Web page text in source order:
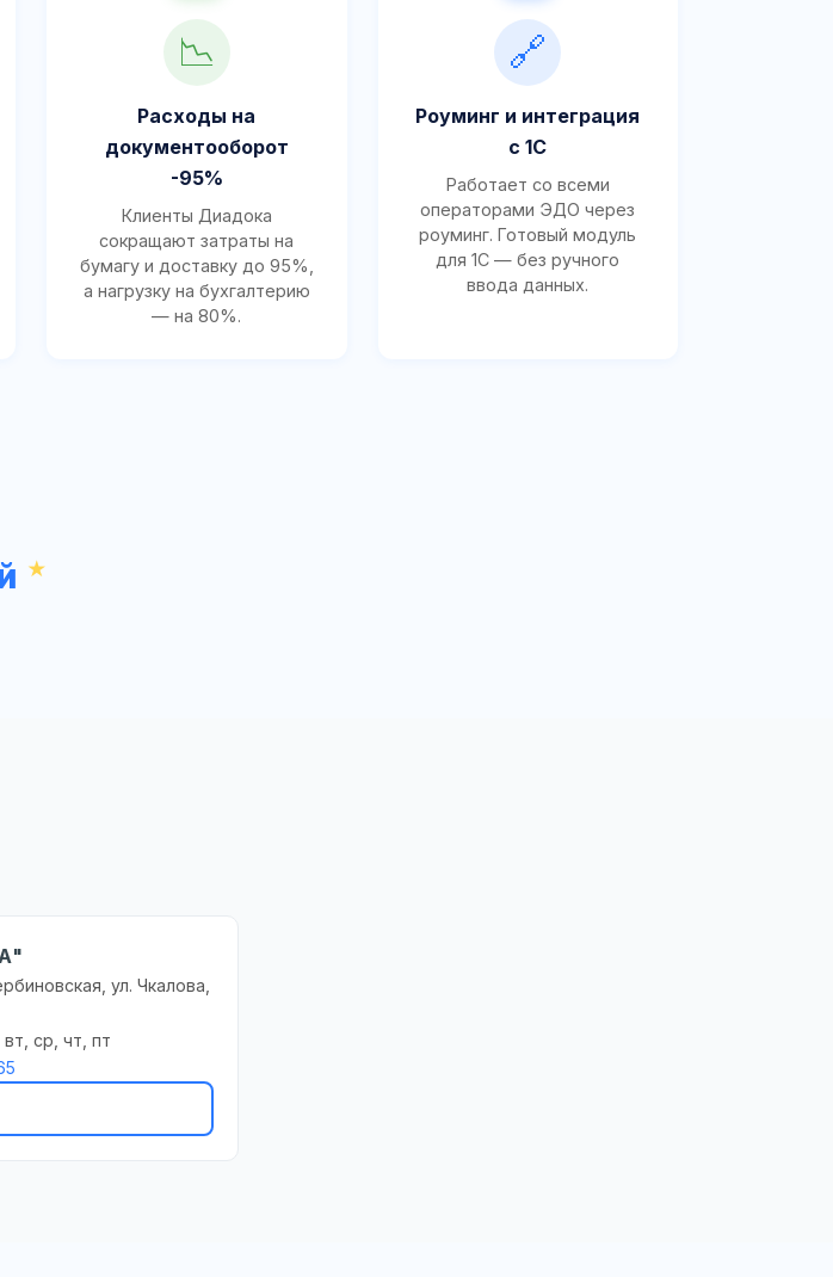
📉
Расходы на
документооборот
-95%
Клиенты Диадока
сокращают затраты на
бумагу и доставку до 95%,
а нагрузку на бухгалтерию
— на 80%.
🔗
Роуминг и интеграция
с 1С
Работает со всеми
операторами ЭДО через
роуминг. Готовый модуль
для 1С — без ручного
ввода данных.
ул. Чкалова,
ср, чт, пт